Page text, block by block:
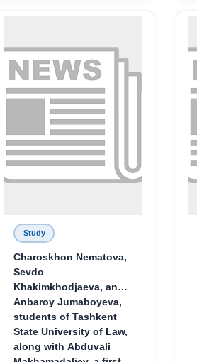
Study
Charoskhon Nematova,
Sevdo
Khakimkhodjaeva, and
Anbaroy Jumaboyeva,
students of Tashkent
State University of Law,
along with Abduvali